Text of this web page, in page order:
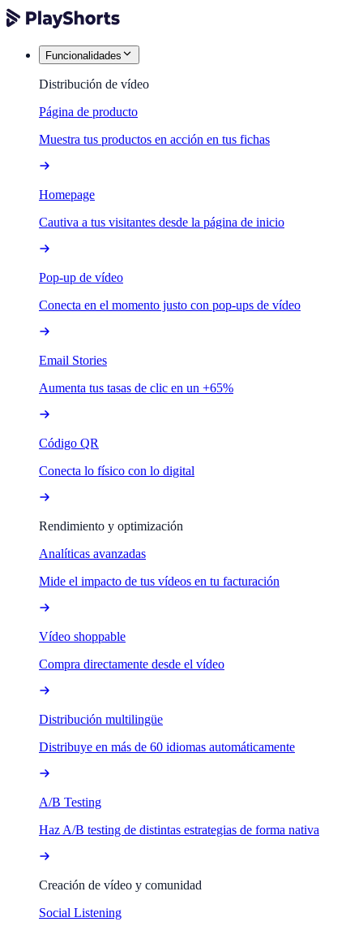
Funcionalidades
Distribución de vídeo
Página de producto
Muestra tus productos en acción en tus fichas
Homepage
Cautiva a tus visitantes desde la página de inicio
Pop-up de vídeo
Conecta en el momento justo con pop-ups de vídeo
Email Stories
Aumenta tus tasas de clic en un +65%
Código QR
Conecta lo físico con lo digital
Rendimiento y optimización
Analíticas avanzadas
Mide el impacto de tus vídeos en tu facturación
Vídeo shoppable
Compra directamente desde el vídeo
Distribución multilingüe
Distribuye en más de 60 idiomas automáticamente
A/B Testing
Haz A/B testing de distintas estrategias de forma nativa
Creación de vídeo y comunidad
Social Listening